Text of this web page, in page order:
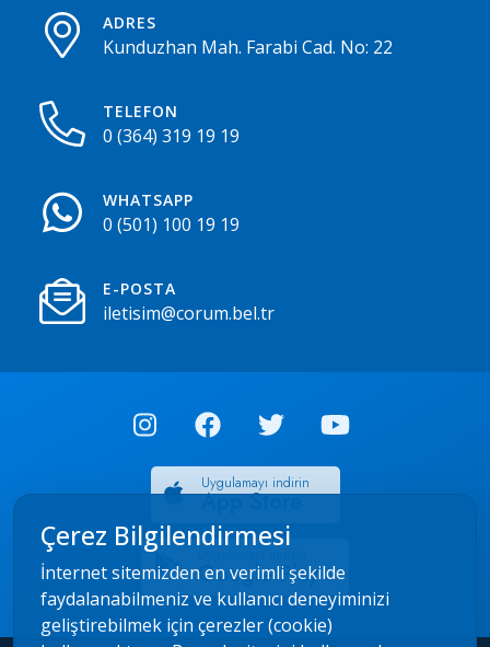
ADRES
Kunduzhan Mah. Farabi Cad. No: 22
TELEFON
0 (364) 319 19 19
WHATSAPP
0 (501) 100 19 19
E-POSTA
iletisim@corum.bel.tr
Uygulamayı indirin
App Store
Google Play
Çerez Bilgilendirmesi
İnternet sitemizden en verimli şekilde
faydalanabilmeniz ve kullanıcı deneyiminizi
geliştirebilmek için çerezler (cookie)